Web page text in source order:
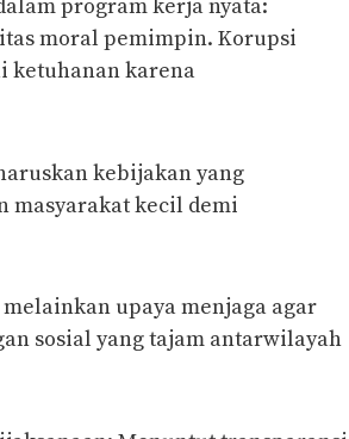
program kerja nyata:
moral pemimpin. Korupsi
ketuhanan karena
kebijakan yang
masyarakat kecil demi
upaya menjaga agar
sosial yang tajam antarwilayah